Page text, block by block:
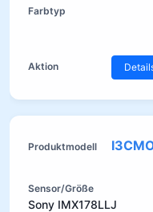
Sony IMX178LLJ